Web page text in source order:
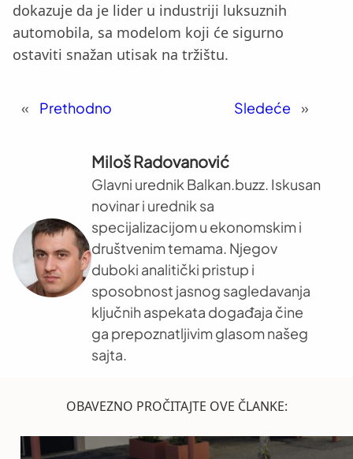
dokazuje da je lider u industriji luksuznih
automobila, sa modelom koji će sigurno
ostaviti snažan utisak na tržištu.
« Prethodno Sledeće »
Miloš Radovanović
Glavni urednik Balkan.buzz. Iskusan
novinar i urednik sa
specijalizacijom u ekonomskim i
društvenim temama. Njegov
duboki analitički pristup i
sposobnost jasnog sagledavanja
ključnih aspekata događaja čine
ga prepoznatljivim glasom našeg
sajta.
OBAVEZNO PROČITAJTE OVE ČLANKE: